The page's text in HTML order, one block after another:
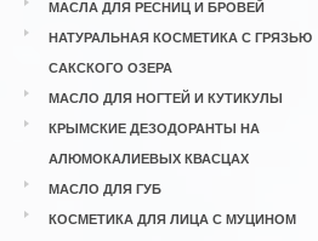
МАСЛА ДЛЯ РЕСНИЦ И БРОВЕЙ
НАТУРАЛЬНАЯ КОСМЕТИКА С ГРЯЗЬЮ
САКСКОГО ОЗЕРА
МАСЛО ДЛЯ НОГТЕЙ И КУТИКУЛЫ
КРЫМСКИЕ ДЕЗОДОРАНТЫ НА
АЛЮМОКАЛИЕВЫХ КВАСЦАХ
МАСЛО ДЛЯ ГУБ
КОСМЕТИКА ДЛЯ ЛИЦА С МУЦИНОМ